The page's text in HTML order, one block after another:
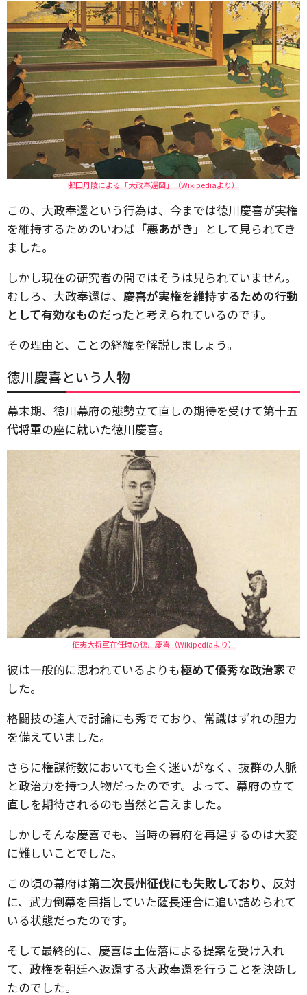
邨田丹陵による「大政奉還図」（Wikipediaより）
この、大政奉還という行為は、今までは徳川慶喜が実権
を維持するためのいわば 「悪あがき」 として見られてき
ました。
しかし現在の研究者の間ではそうは見られていません。
むしろ、大政奉還は、 慶喜が実権を維持するための行動
として有効なものだったと考えられているのです。
その理由と、ことの経緯を解説しましょう。
徳川慶喜という人物
幕末期、徳川幕府の態勢立て直しの期待を受けて第十五
代将軍の座に就いた徳川慶喜。
征夷大将軍在任時の徳川慶喜（Wikipediaより）
彼は一般的に思われているよりも極めて優秀な政治家で
した。
格闘技の達人で討論にも秀でており、常識はずれの胆力
を備えていました。
さらに権謀術数においても全く迷いがなく、抜群の人脈
と政治力を持つ人物だったのです。よって、幕府の立て
直しを期待されるのも当然と言えました。
しかしそんな慶喜でも、当時の幕府を再建するのは大変
に難しいことでした。
この頃の幕府は第二次長州征伐にも失敗しており、 反対
に、武力倒幕を目指していた薩長連合に追い詰められて
いる状態だったのです。
そして最終的に、慶喜は土佐藩による提案を受け入れ
て、政権を朝廷へ返還する大政奉還を行うことを決断し
たのでした。